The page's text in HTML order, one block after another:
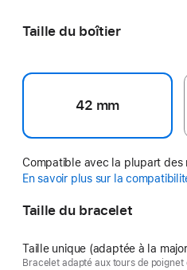
France
Taille du boîtier
42 mm
Compatible avec la plupart des
En savoir plus sur la
Taille du bracelet
Taille unique (adaptée à la
Bracelet adapté aux tours de poignet